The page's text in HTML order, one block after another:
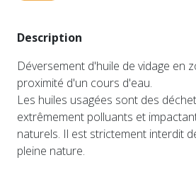
Description
Déversement d'huile de vidage en
proximité d'un cours d'eau.
Les huiles usagées sont des
extrêmement polluants et
naturels. Il est strictement interdit
pleine nature.